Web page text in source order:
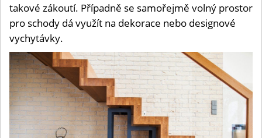
takové zákoutí. Případně se samořejmě volný prostor
pro schody dá využít na dekorace nebo designové
vychytávky.